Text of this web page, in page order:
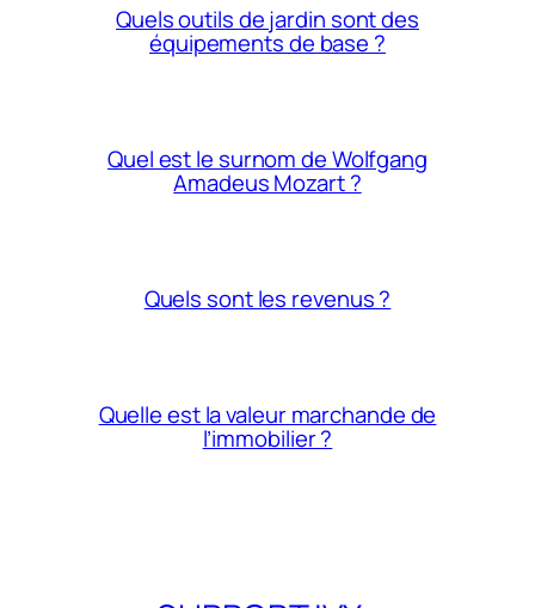
Quels outils de jardin sont des
équipements de base ?
Quel est le surnom de Wolfgang
Amadeus Mozart ?
Quels sont les revenus ?
Quelle est la valeur marchande de
l’immobilier ?